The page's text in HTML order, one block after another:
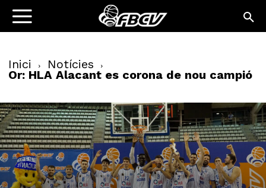
Inici Notícies
Or: HLA Alacant es corona de nou campió